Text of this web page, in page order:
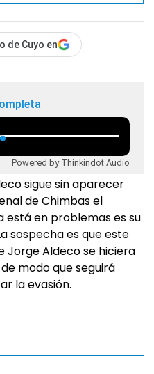
de Cuyo en
Powered by Thinkindot Audio
sigue sin aparecer
de Chimbas el
está en problemas es su
sospecha es que este
Jorge Aldeco se hiciera
modo que seguirá
la evasión.